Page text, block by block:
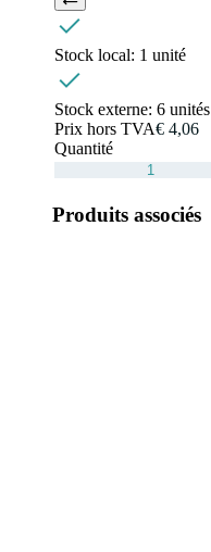
Stock local: 1 unité
Stock externe: 6 unités
Prix hors TVA€ 4,06
Quantité
Produits associés